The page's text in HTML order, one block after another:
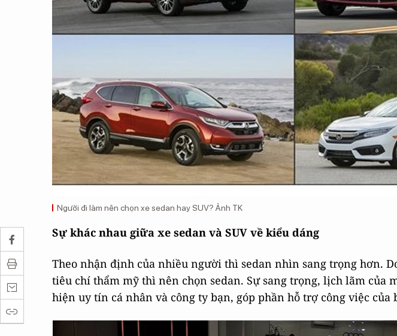
Người đi làm nên chọn xe sedan hay SUV? Ảnh TK
Sự khác nhau giữa xe sedan và SUV về kiểu dáng
Theo nhận định của nhiều người thì sedan nhìn sang trọng hơn.
tiêu chí thẩm mỹ thì nên chọn sedan. Sự sang trọng, lịch lãm của
hiện uy tín cá nhân và công ty bạn, góp phần hỗ trợ công việc